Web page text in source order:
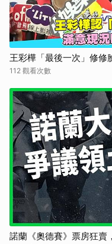
王彩樺「最後一次」修修
112 觀看次數
諾蘭《奧德賽》票房狂賣